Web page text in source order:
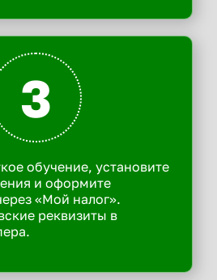
3
обучение, установите
и оформите
«Мой налог».
реквизиты в